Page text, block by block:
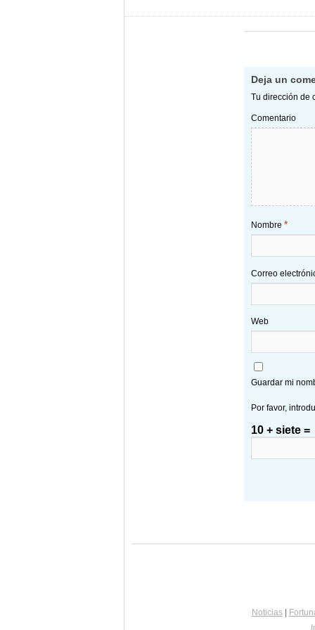
Deja un
Tu dirección de
Comentario
Nombre *
Correo
Web
Guardar mi
Por favor,
10 + siete =
Noticias|